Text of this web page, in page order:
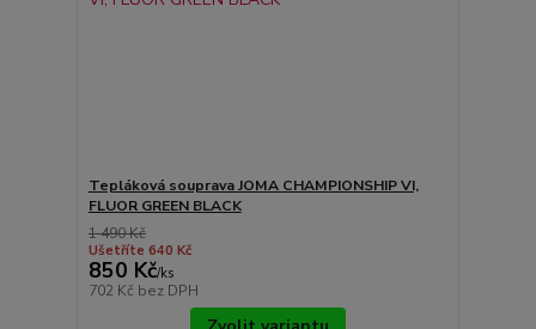
Tepláková souprava JOMA CHAMPIONSHIP VI,
FLUOR GREEN BLACK
1 490 Kč
Ušetříte 640 Kč
850 Kč/ks
702 Kč bez DPH